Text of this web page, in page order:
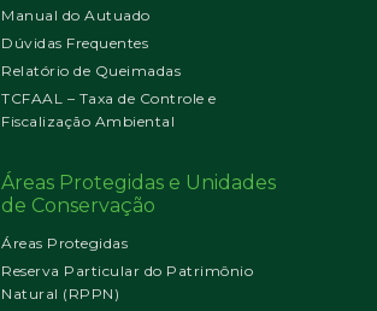
Manual do Autuado
Dúvidas Frequentes
Relatório de Queimadas
TCFAAL – Taxa de Controle e
Fiscalização Ambiental
Áreas Protegidas e Unidades
de Conservação
Áreas Protegidas
Reserva Particular do Patrimônio
Natural (RPPN)